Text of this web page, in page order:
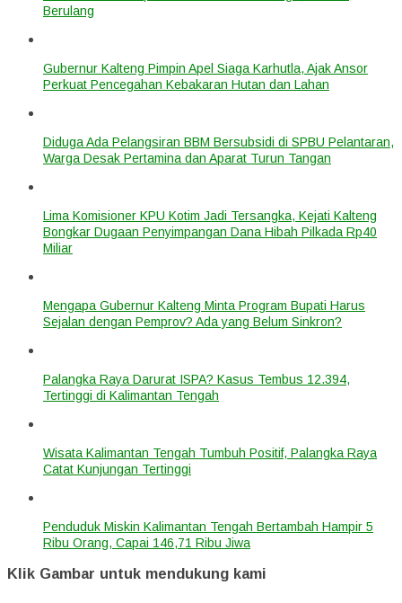
Berulang
Gubernur Kalteng Pimpin Apel Siaga Karhutla, Ajak Ansor
Perkuat Pencegahan Kebakaran Hutan dan Lahan
Diduga Ada Pelangsiran BBM Bersubsidi di SPBU Pelantaran,
Warga Desak Pertamina dan Aparat Turun Tangan
Lima Komisioner KPU Kotim Jadi Tersangka, Kejati Kalteng
Bongkar Dugaan Penyimpangan Dana Hibah Pilkada Rp40
Miliar
Mengapa Gubernur Kalteng Minta Program Bupati Harus
Sejalan dengan Pemprov? Ada yang Belum Sinkron?
Palangka Raya Darurat ISPA? Kasus Tembus 12.394,
Tertinggi di Kalimantan Tengah
Wisata Kalimantan Tengah Tumbuh Positif, Palangka Raya
Catat Kunjungan Tertinggi
Penduduk Miskin Kalimantan Tengah Bertambah Hampir 5
Ribu Orang, Capai 146,71 Ribu Jiwa
Klik Gambar untuk mendukung kami